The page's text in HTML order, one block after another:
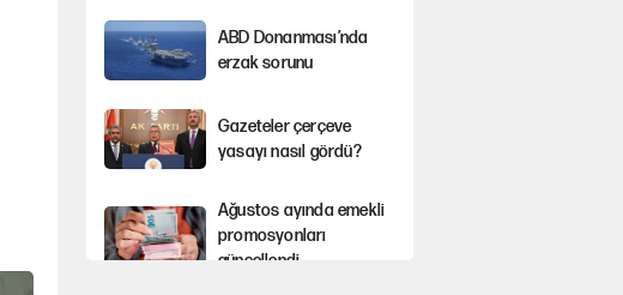
ABD Donanması’nda
erzak sorunu
Gazeteler çerçeve
yasayı nasıl gördü?
Ağustos ayında emekli
promosyonları
güncellendi